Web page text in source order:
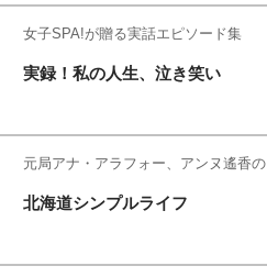
女子SPA!が贈る実話エピソード集
実録！私の人生、泣き笑い
元局アナ・アラフォー、アンヌ遙香の
北海道シンプルライフ